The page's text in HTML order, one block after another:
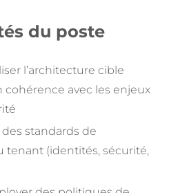
du poste
l’architecture cible
cohérence avec les enjeux
standards de
tenant (identités, sécurité,